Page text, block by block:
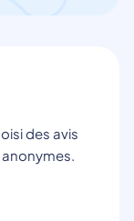
des avis